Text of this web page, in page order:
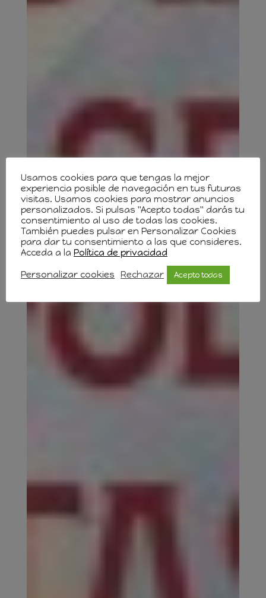
Usamos cookies para que tengas la mejor
experiencia posible de navegación en tus futuras
visitas. Usamos cookies para mostrar anuncios
personalizados. Si pulsas "Acepto todas" darás tu
consentimiento al uso de todas las cookies.
También puedes pulsar en Personalizar Cookies
para dar tu consentimiento a las que consideres.
Acceda a la Política de privacidad
Personalizar cookies Rechazar Acepto todas